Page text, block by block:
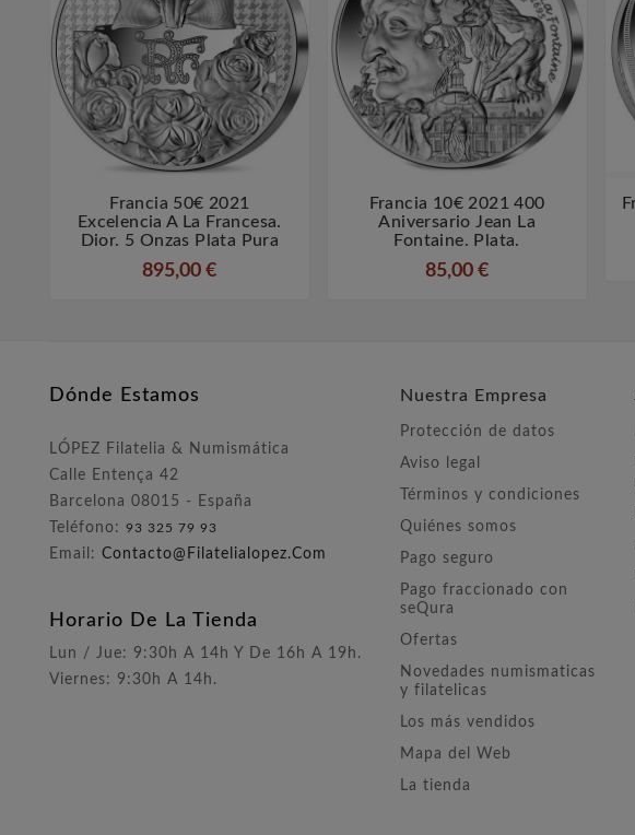
 
Francia 50€ 2021
Excelencia A La Francesa.
Dior. 5 Onzas Plata Pura
895,00 €
 
Francia 10€ 2021 400
Aniversario Jean La
Fontaine. Plata.
85,00 €
Dónde Estamos
LÓPEZ Filatelia & Numismática
Calle Entença 42
Barcelona 08015 - España
Teléfono: 93 325 79 93
Email: Contacto@filatelialopez.com
Horario De La Tienda
Lun / Jue: 9:30h A 14h Y De 16h A 19h.
Viernes: 9:30h A 14h.
Nuestra Empresa
Protección de datos
Aviso legal
Términos y condiciones
Quiénes somos
Pago seguro
Pago fraccionado con
seQura
Ofertas
Novedades numismaticas
y filatelicas
Los más vendidos
Mapa del Web
La tienda